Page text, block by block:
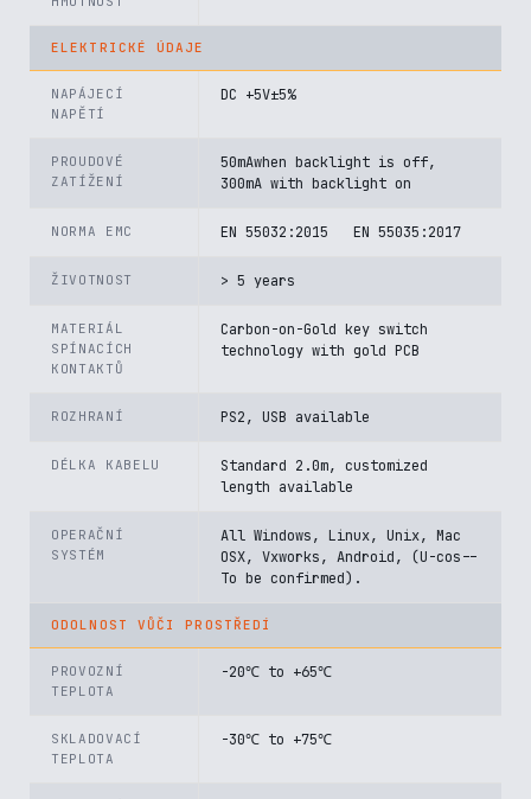
ELEKTRICKÉ ÚDAJE
NAPÁJECÍ
NAPĚTÍ
DC +5V±5%
PROUDOVÉ
ZATÍŽENÍ
50mAwhen backlight is off,
300mA with backlight on
NORMA EMC EN 55032:2015 EN 55035:2017
ŽIVOTNOST > 5 years
MATERIÁL
SPÍNACÍCH
KONTAKTŮ
Carbon-on-Gold key switch
technology with gold PCB
ROZHRANÍ PS2, USB available
DÉLKA KABELU
Standard 2.0m, customized
length available
OPERAČNÍ
SYSTÉM
All Windows, Linux, Unix, Mac
OSX, Vxworks, Android, (U-cos--
To be confirmed).
ODOLNOST VŮČI PROSTŘEDÍ
PROVOZNÍ
TEPLOTA
-20℃ to +65℃
SKLADOVACÍ
TEPLOTA
-30℃ to +75℃